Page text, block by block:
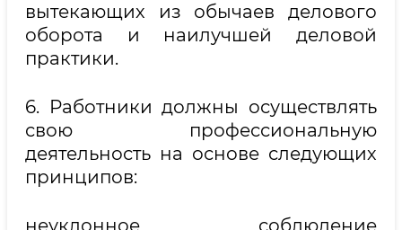
вытекающих из обычаев делового
оборота и наилучшей деловой
практики.
6. Работники должны осуществлять
свою профессиональную
деятельность на основе следующих
принципов:
неуклонное соблюдение